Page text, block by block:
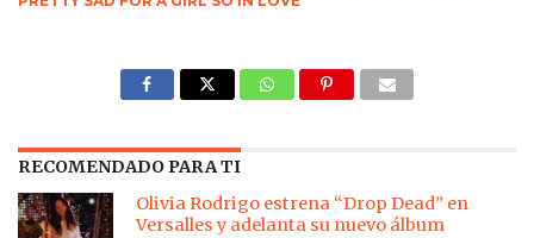
RECOMENDADO PARA TI
Olivia Rodrigo estrena “Drop Dead” en
Versalles y adelanta su nuevo álbum